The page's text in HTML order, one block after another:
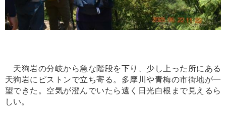
天狗岩の分岐から急な階段を下り、少し上った所にある
天狗岩にピストンで立ち寄る。多摩川や青梅の市街地が一
望できた。空気が澄んでいたら遠く日光白根まで見えるら
しい。